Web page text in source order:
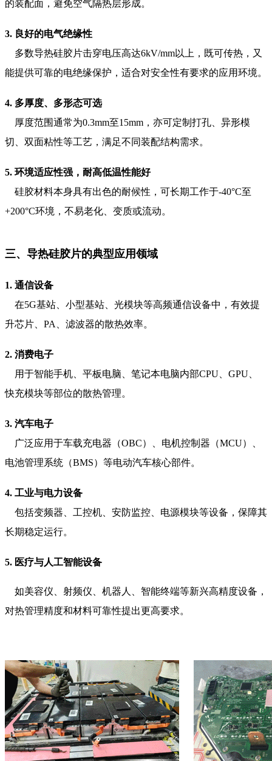
的装配面，避免空气隔热层形成。
3. 良好的电气绝缘性
多数导热硅胶片击穿电压高达6kV/mm以上，既可传热，又
能提供可靠的电绝缘保护，适合对安全性有要求的应用环境。
4. 多厚度、多形态可选
厚度范围通常为0.3mm至15mm，亦可定制打孔、异形模
切、双面粘性等工艺，满足不同装配结构需求。
5. 环境适应性强，耐高低温性能好
硅胶材料本身具有出色的耐候性，可长期工作于-40°C至
+200°C环境，不易老化、变质或流动。
三、导热硅胶片的典型应用领域
1. 通信设备
在5G基站、小型基站、光模块等高频通信设备中，有效提
升芯片、PA、滤波器的散热效率。
2. 消费电子
用于智能手机、平板电脑、笔记本电脑内部CPU、GPU、
快充模块等部位的散热管理。
3. 汽车电子
广泛应用于车载充电器（OBC）、电机控制器（MCU）、
电池管理系统（BMS）等电动汽车核心部件。
4. 工业与电力设备
包括变频器、工控机、安防监控、电源模块等设备，保障其
长期稳定运行。
5. 医疗与人工智能设备
如美容仪、射频仪、机器人、智能终端等新兴高精度设备，
对热管理精度和材料可靠性提出更高要求。